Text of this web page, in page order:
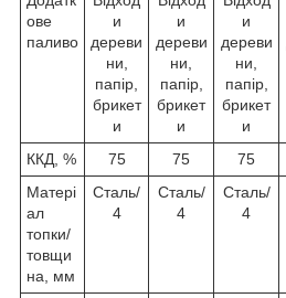
ове
паливо
и
дереви
ни,
папір,
брикет
и
и
дереви
ни,
папір,
брикет
и
и
дереви
ни,
папір,
брикет
и
ККД, %
75 75 75
Матері
ал
топки/
товщи
на, мм
Сталь/
4
Сталь/
4
Сталь/
4